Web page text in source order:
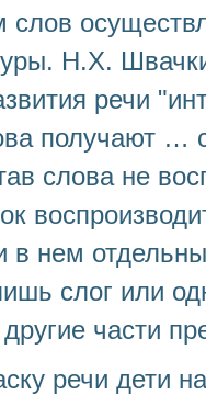
слов
Н.Х.
речи
получают …
слова не
нем
слог или
части
речи дети